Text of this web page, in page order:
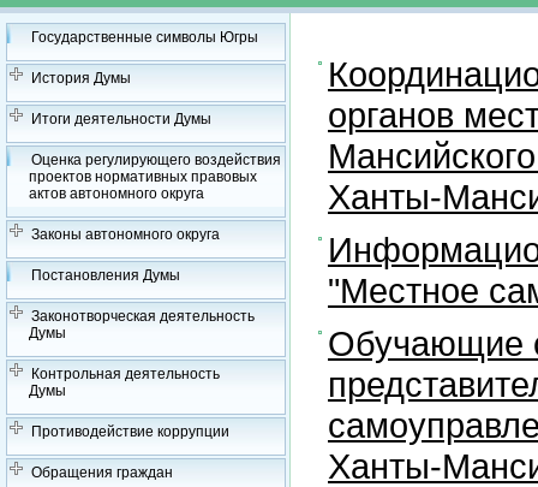
Государственные символы Югры
История Думы
Итоги деятельности Думы
Оценка регулирующего воздействия
проектов нормативных правовых
актов автономного округа
Законы автономного округа
Постановления Думы
Законотворческая деятельность
Думы
Контрольная деятельность
Думы
Противодействие коррупции
Обращения граждан
органов
Ханты-
"Местное
Обучающие
Ханты-